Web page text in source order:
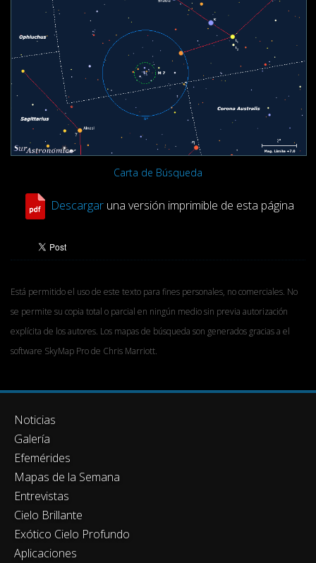
Carta de Búsqueda
Descargaruna versión imprimible de esta página
Está permitido el uso de este texto para fines personales, no comerciales. No
se permite su copia total o parcial en ningún medio sin previa autorización
explícita de los autores. Los mapas de búsqueda son generados gracias a el
software SkyMap Pro de Chris Marriott.
Noticias
Galería
Efemérides
Mapas de la Semana
Entrevistas
Cielo Brillante
Exótico Cielo Profundo
Aplicaciones